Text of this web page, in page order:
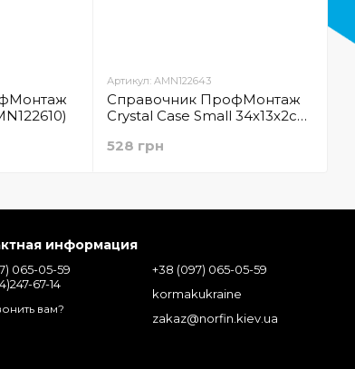
Артикул: AMN122643
Справочник ПрофМонтаж
Crystal Case Small 34х13х2см
528 грн
информация
065-05-59
67-14
вам?
+38 (097) 065-05-59
kormakukraine
zakaz@norfin.kiev.ua